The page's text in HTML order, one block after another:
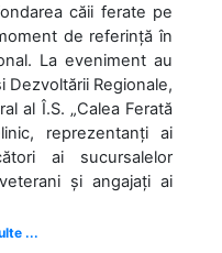
căii ferate pe
de referință în
La eveniment au
Dezvoltării Regionale,
al Î.S. „Calea Ferată
reprezentanți ai
ai sucursalelor
și angajați ai
...